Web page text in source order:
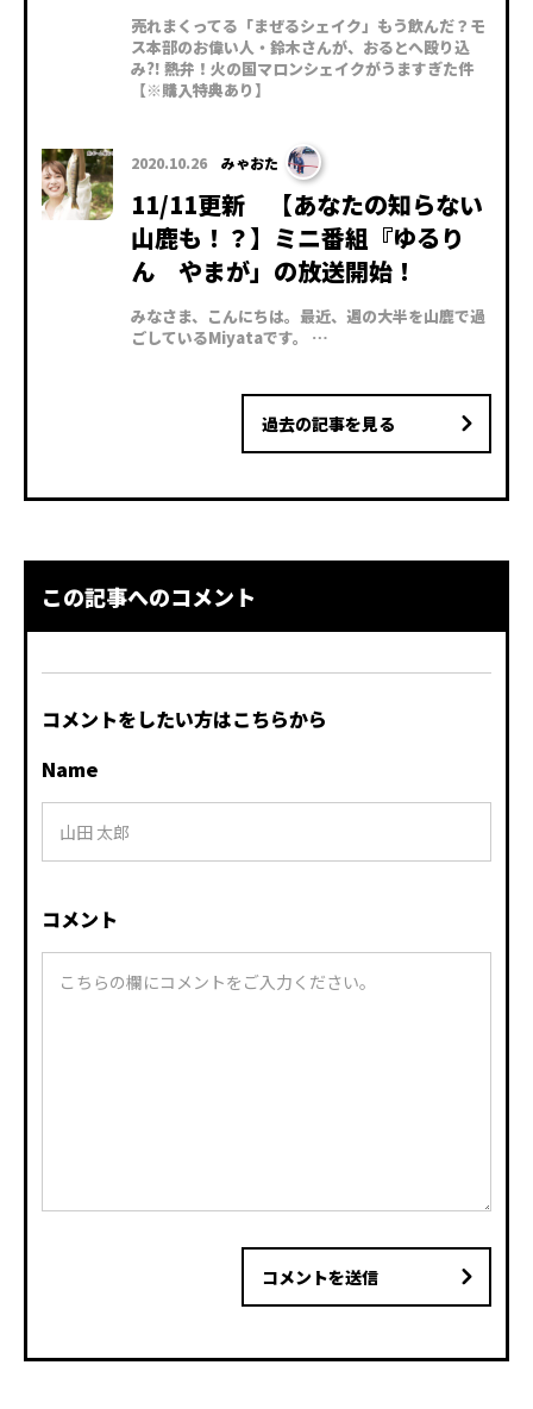
売れまくってる「まぜるシェイク」もう飲んだ？モ
ス本部のお偉い人・鈴木さんが、おるとへ殴り込
み?! 熱弁！火の国マロンシェイクがうますぎた件
【※購入特典あり】
2020.10.26 みゃおた
11/11更新 【あなたの知らない
山鹿も！？】ミニ番組『ゆるり
ん やまが」の放送開始！
みなさま、こんにちは。最近、週の大半を山鹿で過
ごしているMiyataです。 …
過去の記事を見る
この記事へのコメント
コメントをしたい方はこちらから
コメント
Name
コメントを送信